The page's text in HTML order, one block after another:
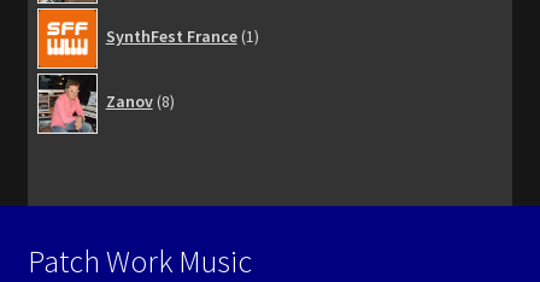
SynthFest France 1produit
Zanov 8produits
Patch Work Music